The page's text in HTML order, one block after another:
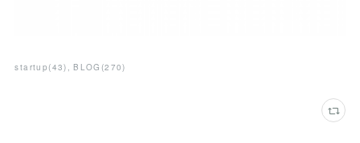
startup (43) BLOG (270)